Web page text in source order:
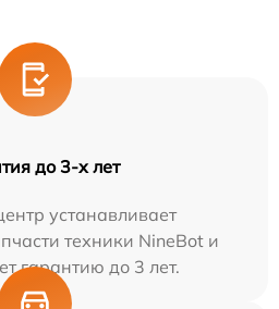
до 3-х лет
устанавливает
техники NineBot и
гарантию до 3 лет.